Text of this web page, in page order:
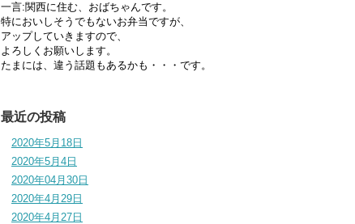
一言:関西に住む、おばちゃんです。
特においしそうでもないお弁当ですが、
アップしていきますので、
よろしくお願いします。
たまには、違う話題もあるかも・・・です。
最近の投稿
2020年5月18日
2020年5月4日
2020年04月30日
2020年4月29日
2020年4月27日